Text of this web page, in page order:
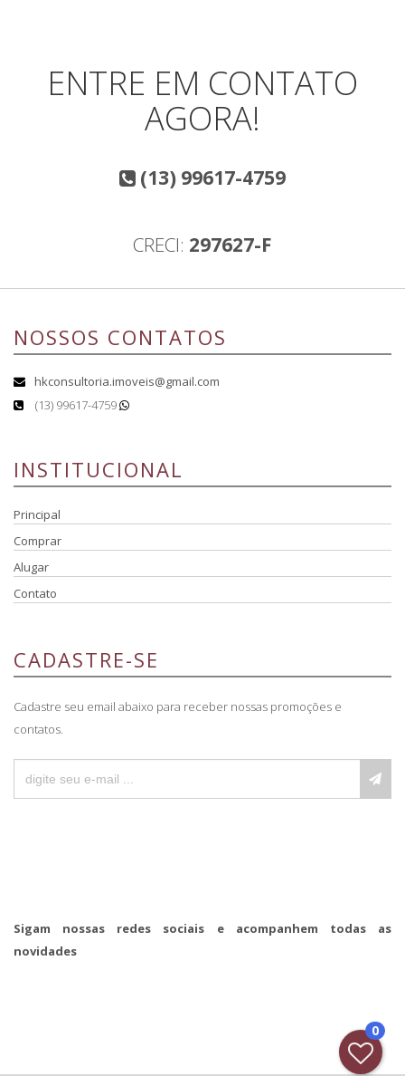
ENTRE EM CONTATO
AGORA!
(13) 99617-4759
CRECI: 297627-F
NOSSOS CONTATOS
hkconsultoria.imoveis@gmail.com
(13) 99617-4759
INSTITUCIONAL
Principal
Comprar
Alugar
Contato
CADASTRE-SE
Cadastre seu email abaixo para receber nossas promoções e
contatos.
Sigam nossas redes sociais e acompanhem todas as
novidades
0